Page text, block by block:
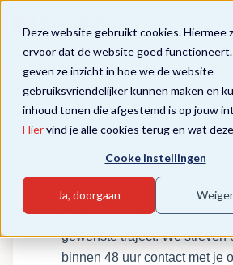
Deze website gebruikt cookies. Hiermee
ervoor dat de website goed
geven ze inzicht in hoe we de website
gebruiksvriendelijker kunnen maken en
inhoud tonen die afgestemd is op jouw
Hiervind je alle cookies terug en wat
Cooke instellingen
Ja, doorgaan
Schoolleidersopleiding Basis- en
Incompany aanvraag
traject op maat voor jouw
Geef een korte beschrijving
gewenste traject. We streven
binnen 48 uur contact met je